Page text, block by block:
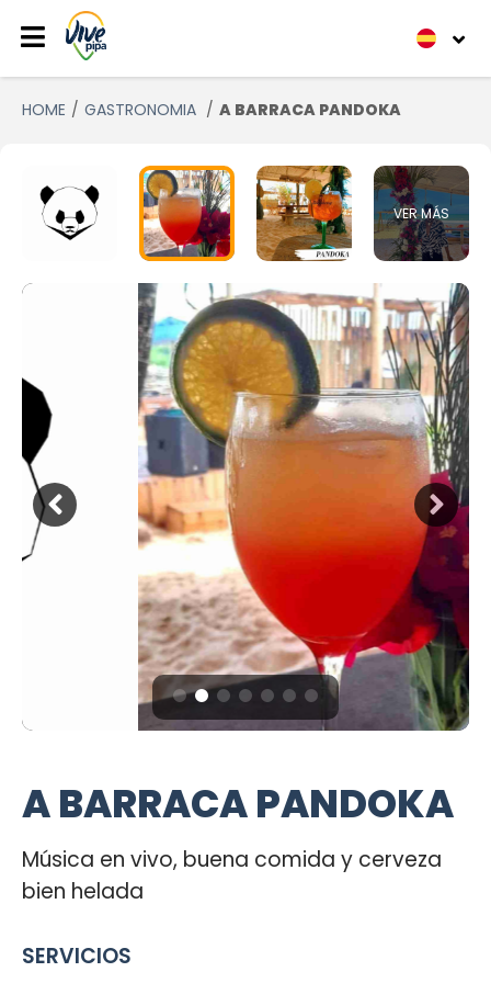
HOME GASTRONOMIA A BARRACA PANDOKA
VER MÁS
A BARRACA PANDOKA
Música en vivo, buena comida y cerveza
bien helada
SERVICIOS